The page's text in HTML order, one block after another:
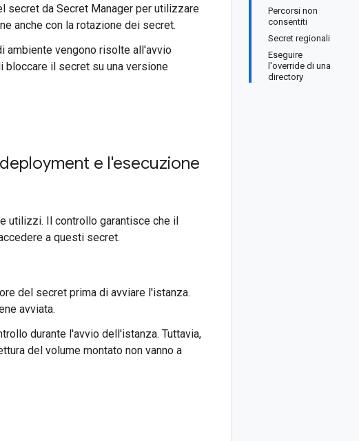
Percorsi non
consentiti
Secret regionali
Eseguire
l'override di una
directory
secret da Secret Manager per utilizzare
anche con la rotazione dei secret.
ambiente vengono risolte all'avvio
il secret su una versione
e l'esecuzione
utilizzi. Il controllo garantisce che il
a questi secret.
del secret prima di avviare l'istanza.
avviata.
durante l'avvio dell'istanza. Tuttavia,
del volume montato non vanno a